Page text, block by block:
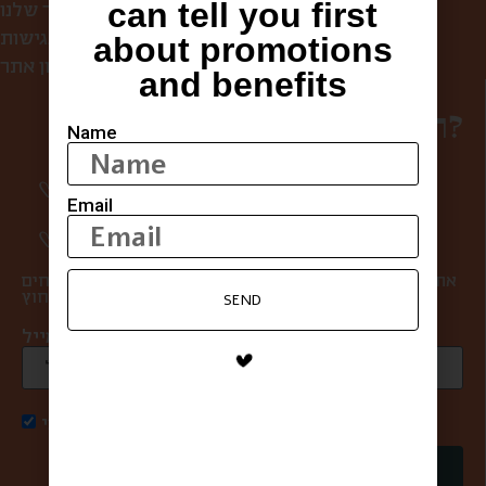
הסיפור שלנו
הצהרת נגישות
תקנון אתר
רוצים להפוך למשפחה?
סיפורים מרגשים וחווית מהשוק פעם בשבוע
אתם במקום הראשון בשבילנו, ולכן אנחנו אף פעם לא שולחים
אני מאשר/ת קבלת דואר פרסומי
can tell you first
about promotions
and benefits
Name
Email
SEND